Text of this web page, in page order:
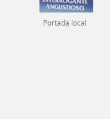
Portada local